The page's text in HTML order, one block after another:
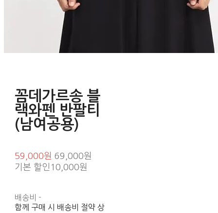
꼼데가르송 블
랙와펜 반팔티
(남여공용)
59,000원 69,000원
기본 할인 10,000원
배송비 -
함께 구매 시 배송비 절약 상